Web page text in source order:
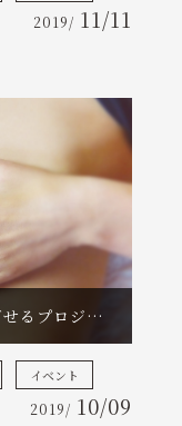
2019/ 11/11
イベント
2019/ 10/09
産後、ママも赤ちゃんも笑顔で過ごせるプロジェクト！